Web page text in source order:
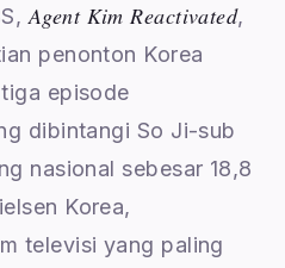
Agent Kim Reactivated,
penonton Korea
episode
dibintangi So Ji-sub
nasional sebesar 18,8
Korea,
televisi yang paling